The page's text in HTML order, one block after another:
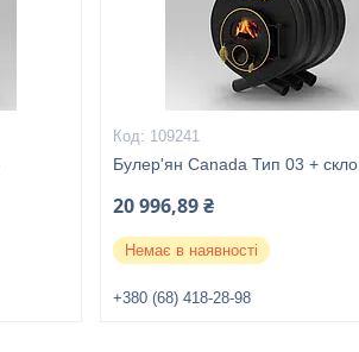
109241
Булер'ян Canada Тип 03 + скло
20 996,89 ₴
Немає в наявності
+380 (68) 418-28-98